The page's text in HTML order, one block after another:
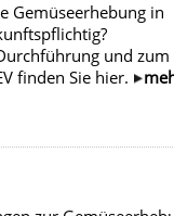
Gemüseerhebung in
und zum
finden Sie hier.